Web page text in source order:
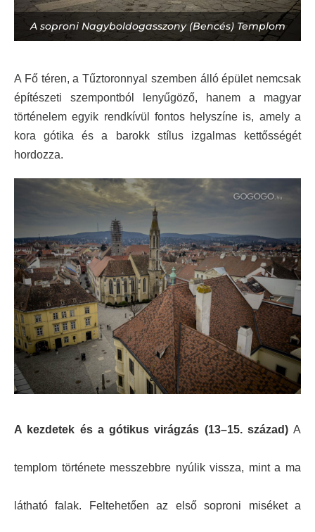
A soproni Nagyboldogasszony (Bencés) Templom
A Fő téren, a Tűztoronnyal szemben álló épület nemcsak
építészeti szempontból lenyűgöző, hanem a magyar
történelem egyik rendkívül fontos helyszíne is, amely a
kora gótika és a barokk stílus izgalmas kettősségét
hordozza.
A kezdetek és a gótikus virágzás (13–15. század) A
templom története messzebbre nyúlik vissza, mint a ma
látható falak. Feltehetően az első soproni miséket a